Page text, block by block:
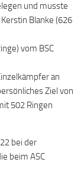
und musste
Blanke (626
vom BSC
an
Ziel von
502 Ringen
bei der
beim ASC